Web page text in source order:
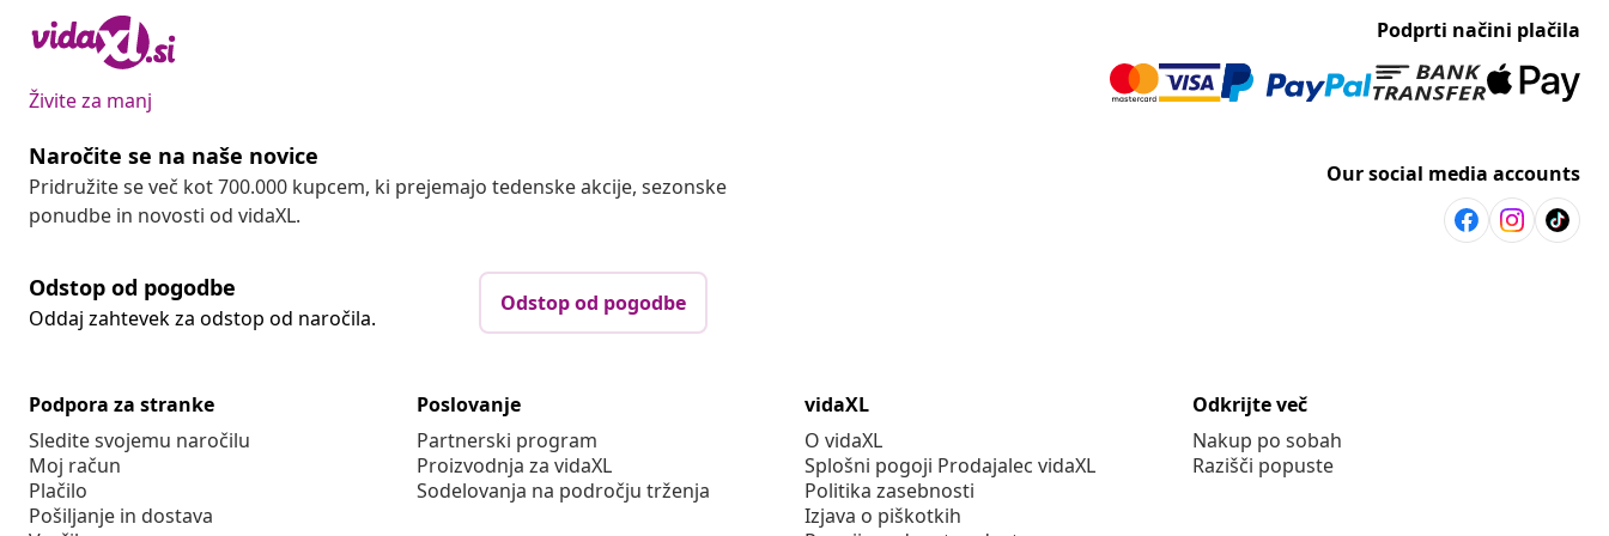
Živite za manj
Podprti načini plačila
Naročite se na naše novice
Pridružite se več kot 700.000 kupcem, ki prejemajo tedenske akcije, sezonske
ponudbe in novosti od vidaXL.
Our social media accounts
Odstop od pogodbe
Oddaj zahtevek za odstop od naročila.
Odstop od pogodbe
Podpora za stranke
Sledite svojemu naročilu
Moj račun
Plačilo
Pošiljanje in dostava
Poslovanje
Partnerski program
Proizvodnja za vidaXL
Sodelovanja na področju trženja
vidaXL
O vidaXL
Splošni pogoji Prodajalec vidaXL
Politika zasebnosti
Izjava o piškotkih
Odkrijte več
Nakup po sobah
Razišči popuste